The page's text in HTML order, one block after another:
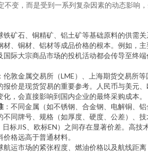
不变，而是受到一系列复杂因素的动态影响
铁矿石、铜精矿、铝土矿等基础原料的供需关
材、铜材、铝材等成品价格的根本。例如，主
国际大宗商品市场的投机活动都会传导至终端
：伦敦金属交易所（LME）、上海期货交易所等
报价是现货贸易的重要参考。人民币与美元、
，会直接影响到国内企业的最终采购成本。
：不同金属（如不锈钢、合金钢、电解铜、
不同牌号、规格（如厚度、硬度、公差）、技
标JIS、欧标EN）之间存在显著价差。高技
格远高于普通材料。
航运市场的紧张程度、燃油价格以及航线距离